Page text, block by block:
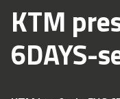
KTM
6DAYS-